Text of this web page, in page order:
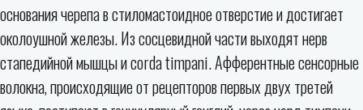
основания черепа в стиломастоидное отверстие и достигает
околоушной железы. Из сосцевидной части выходят нерв
стапедийной мышцы и corda timpani. Афферентные сенсорные
волокна, происходящие от рецепторов первых двух третей